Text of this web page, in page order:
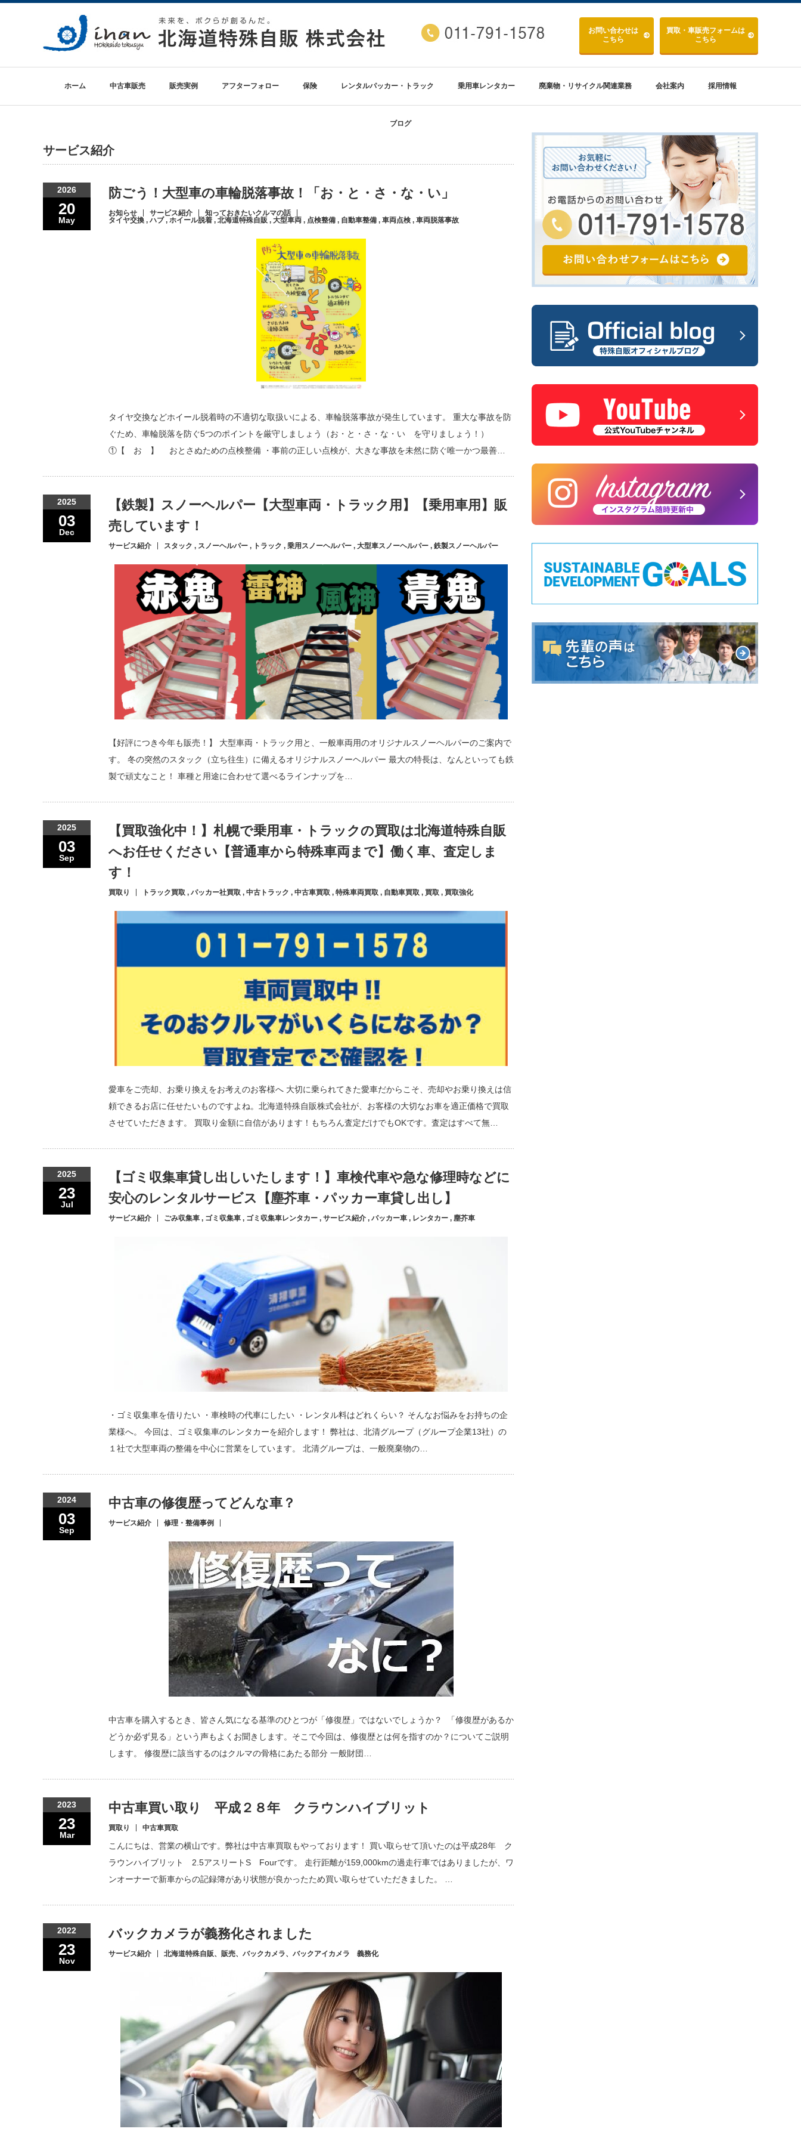
お問い合わせは
こちら
買取・車販売フォームは
こちら
ホーム 中古車販売 販売実例 アフターフォロー 保険 レンタルパッカー・トラック 乗用車レンタカー 廃棄物・リサイクル関連業務 会社案内 採用情報
ブログ
サービス紹介
2026
20
May
防ごう！大型車の車輪脱落事故！「お・と・さ・な・い」
お知らせ サービス紹介
知っておきたいクルマの話
タイヤ交換 , ハブ, ホイール脱着 , 北海道特殊自販 , 大型車両 , 点検整備 , 自動車整備 , 車両点検 , 車両脱落事故
タイヤ交換などホイール脱着時の不適切な取扱いによる、車輪脱落事故が発生しています。 重大な事故を防
ぐため、車輪脱落を防ぐ5つのポイントを厳守しましょう（お・と・さ・な・い を守りましょう！）
①【 お 】 おとさぬための点検整備 ・事前の正しい点検が、大きな事故を未然に防ぐ唯一かつ最善…
2025
03
Dec
【鉄製】スノーヘルパー【大型車両・トラック用】【乗用車用】販
売しています！
サービス紹介 スタック , スノーヘルパー , トラック , 乗用スノーヘルパー , 大型車スノーヘルパー , 鉄製スノーヘルパー
【好評につき今年も販売！】 大型車両・トラック用と、一般車両用のオリジナルスノーヘルパーのご案内で
す。 冬の突然のスタック（立ち往生）に備えるオリジナルスノーヘルパー 最大の特長は、なんといっても鉄
製で頑丈なこと！ 車種と用途に合わせて選べるラインナップを…
2025
03
Sep
【買取強化中！】札幌で乗用車・トラックの買取は北海道特殊自販
へお任せください【普通車から特殊車両まで】働く車、査定しま
す！
買取り トラック買取 , パッカー社買取 , 中古トラック , 中古車買取 , 特殊車両買取 , 自動車買取 , 買取 , 買取強化
愛車をご売却、お乗り換えをお考えのお客様へ 大切に乗られてきた愛車だからこそ、売却やお乗り換えは信
頼できるお店に任せたいものですよね。北海道特殊自販株式会社が、お客様の大切なお車を適正価格で買取
させていただきます。 買取り金額に自信があります！もちろん査定だけでもOKです。査定はすべて無…
2025
23
Jul
【ゴミ収集車貸し出しいたします！】車検代車や急な修理時などに
安心のレンタルサービス【塵芥車・パッカー車貸し出し】
サービス紹介 ごみ収集車 , ゴミ収集車 , ゴミ収集車レンタカー , サービス紹介 , パッカー車 , レンタカー , 塵芥車
・ゴミ収集車を借りたい ・車検時の代車にしたい ・レンタル料はどれくらい？ そんなお悩みをお持ちの企
業様へ。 今回は、ゴミ収集車のレンタカーを紹介します！ 弊社は、北清グループ（グループ企業13社）の
１社で大型車両の整備を中心に営業をしています。 北清グループは、一般廃棄物の…
2024
03
Sep
中古車の修復歴ってどんな車？
サービス紹介 修理・整備事例
中古車を購入するとき、皆さん気になる基準のひとつが「修復歴」ではないでしょうか？ 「修復歴があるか
どうか必ず見る」という声もよくお聞きします。そこで今回は、修復歴とは何を指すのか？についてご説明
します。 修復歴に該当するのはクルマの骨格にあたる部分 一般財団…
2023
23
Mar
中古車買い取り 平成２８年 クラウンハイブリット
買取り 中古車買取
こんにちは、営業の横山です。弊社は中古車買取もやっております！ 買い取らせて頂いたのは平成28年 ク
ラウンハイブリット 2.5アスリートS Fourです。 走行距離が159,000kmの過走行車ではありましたが、ワ
ンオーナーで新車からの記録簿があり状態が良かったため買い取らせていただきました。 …
2022
23
Nov
バックカメラが義務化されました
サービス紹介 北海道特殊自販、販売、バックカメラ、バックアイカメラ 義務化